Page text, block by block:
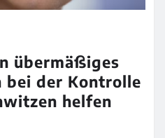
übermäßiges
bei der Kontrolle
helfen